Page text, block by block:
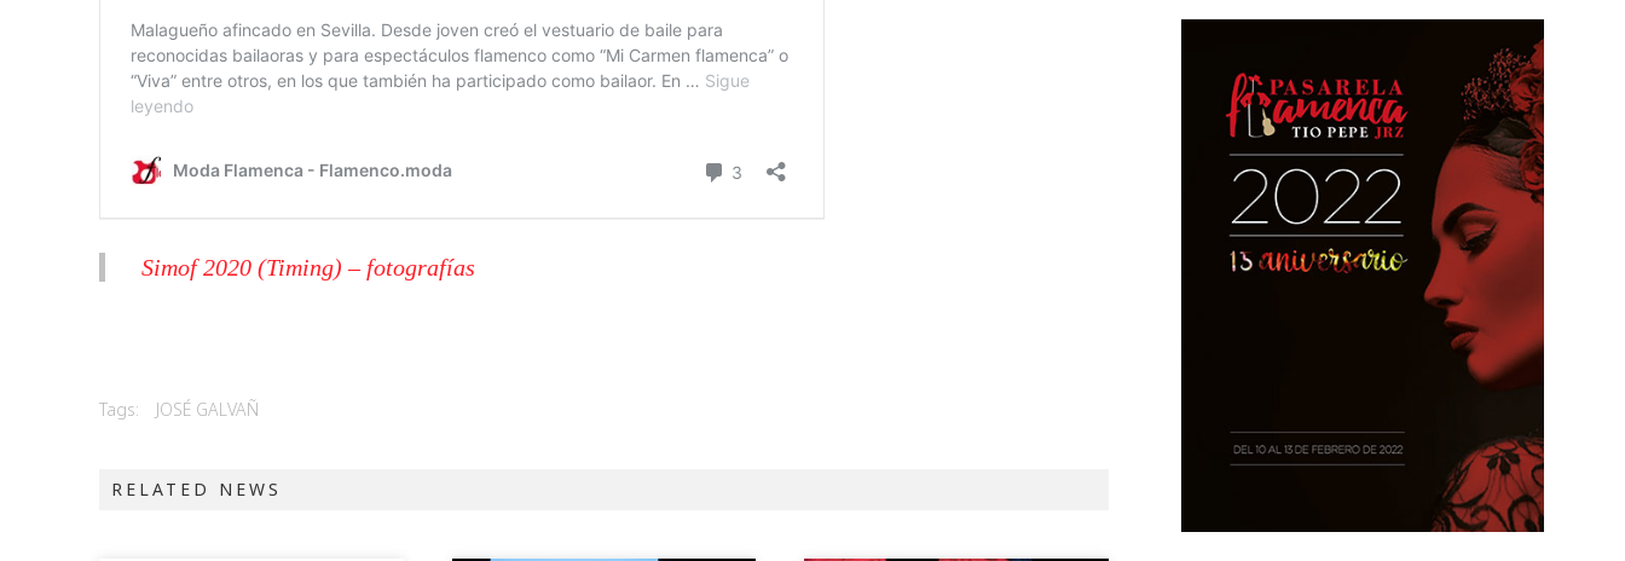
Simof 2020 (Timing) – fotografías
Tags: JOSÉ GALVAÑ
RELATED NEWS